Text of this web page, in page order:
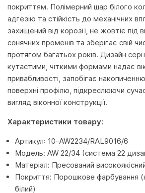
покриттям. Полімерний шар білого
адгезію та стійкість до механічних
захищений від корозії, не жовтіє під
сонячних променів та зберігає свій
протягом багатьох років. Дизайн серії
кутастими, чіткими формами надає
привабливості, запобігає
поверхні профілю, підкреслюючи
вигляд віконної конструкції.
Характеристики товару:
Артикул: 10-AW2234/RAL9016/6
Модель: AW 22/34 (система 22
Матеріал: Пресований
Покриття: Порошкове фарбування
білий)